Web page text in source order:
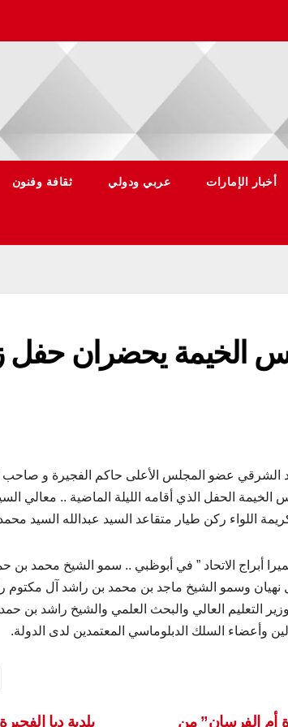
أخبار الإمارات عربي ودولي ثقافة وفنون
الخيمة يحضران
عضو المجلس الأعلى حاكم الفجيرة و صاحب
الحفل الذي أقامه الليلة الماضية .. معالي
اللواء ركن طيار متقاعد السيد عبدالله السيد
أبراج الاتحاد ” في أبوظبي .. سمو الشيخ محمد
وسمو الشيخ ماجد بن محمد بن راشد آل مكتوم
التعليم العالي والبحث العلمي والشيخ راشد بن
وأعضاء السلك الدبلوماسي المعتمدين لدى الدولة.
بلدية دبا
أم الفرسان” من